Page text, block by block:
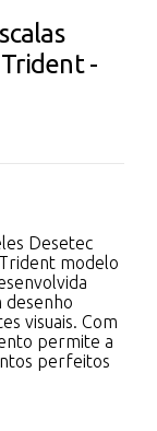
-
Desetec
modelo
desenho
visuais. Com
permite a
perfeitos